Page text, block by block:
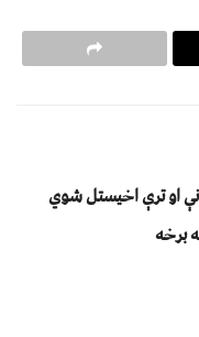
او ترې اخیستل شوي
برخه